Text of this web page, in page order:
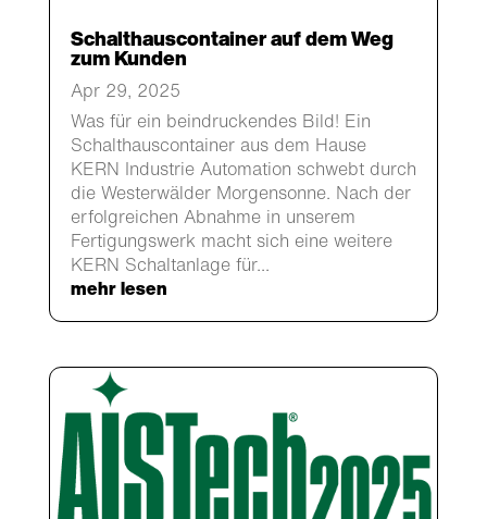
​Schalthauscontainer auf dem Weg
zum Kunden
Apr 29, 2025
Was für ein beindruckendes Bild! Ein
Schalthauscontainer aus dem Hause
KERN Industrie Automation schwebt durch
die Westerwälder Morgensonne. Nach der
erfolgreichen Abnahme in unserem
Fertigungswerk macht sich eine weitere
KERN Schaltanlage für...
mehr lesen